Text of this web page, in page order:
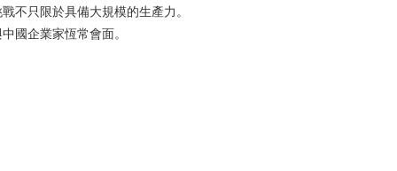
不只限於具備大規模的生產力。
國企業家恆常會面。